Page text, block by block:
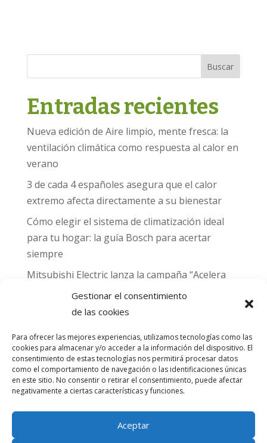
Gestionar el consentimiento
de las cookies
Para ofrecer las mejores experiencias, utilizamos tecnologías como las
cookies para almacenar y/o acceder a la información del dispositivo. El
consentimiento de estas tecnologías nos permitirá procesar datos
como el comportamiento de navegación o las identificaciones únicas
en este sitio. No consentir o retirar el consentimiento, puede afectar
negativamente a ciertas características y funciones.
Aceptar
Buscar
Entradas recientes
Nueva edición de Aire limpio, mente fresca: la
ventilación climática como respuesta al calor en
verano
3 de cada 4 españoles asegura que el calor
extremo afecta directamente a su bienestar
Cómo elegir el sistema de climatización ideal
para tu hogar: la guía Bosch para acertar
siempre
Mitsubishi Electric lanza la campaña “Acelera
hacia MADRID 2026” y premia con entradas
para el Gran Premio de Fórmula 1 de Madrid
sello CO₂ Nulo: confort real, salud y
descarbonización en una sola vivienda
Comentarios
recientes